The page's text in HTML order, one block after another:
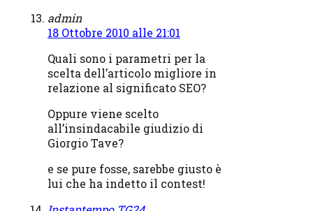
admin
18 Ottobre 2010 alle 21:01
Quali sono i parametri per la
scelta dell’articolo migliore in
relazione al significato SEO?
Oppure viene scelto
all’insindacabile giudizio di
Giorgio Tave?
e se pure fosse, sarebbe giusto è
lui che ha indetto il contest!